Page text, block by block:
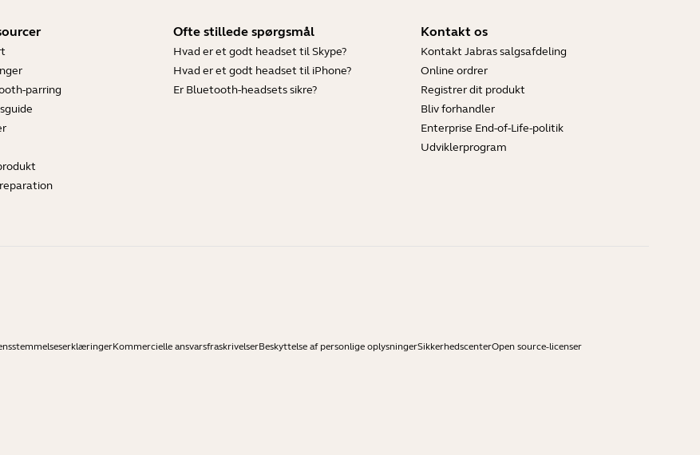
parring
Ofte stillede spørgsmål
Hvad er et godt headset til Skype?
Hvad er et godt headset til iPhone?
Er Bluetooth-headsets sikre?
Kontakt os
Kontakt Jabras salgsafdeling
Online ordrer
Registrer dit produkt
Bliv forhandler
Enterprise End-of-Life-politik
Udviklerprogram
Kommercielle ansvarsfraskrivelserBeskyttelse af personlige oplysningerSikkerhedscenterOpen source-licenser